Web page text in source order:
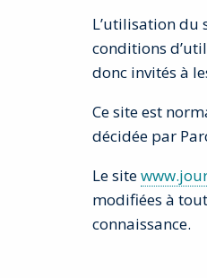
L’utilisation du
conditions
donc invités à
Ce site est
décidée par
Le site
modifiées à
connaissance.